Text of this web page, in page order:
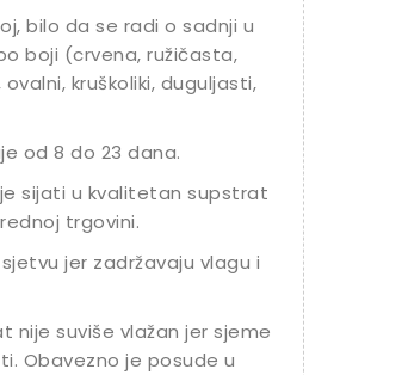
bilo da se radi o sadnji u
boji (crvena, ružičasta,
kruškoliki, duguljasti,
od 8 do 23 dana.
sijati u kvalitetan supstrat
trgovini.
jer zadržavaju vlagu i
nije suviše vlažan jer sjeme
Obavezno je posude u